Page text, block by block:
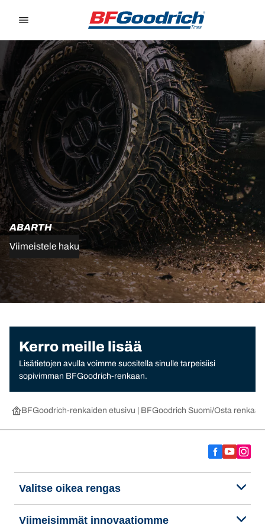
ABARTH
Viimeistele haku
Kerro meille lisää
Lisätietojen avulla voimme suositella sinulle tarpeisiisi
sopivimman BFGoodrich-renkaan.
BFGoodrich-renkaiden etusivu | BFGoodrich Suomi Osta renkaat
Valitse oikea rengas
Viimeisimmät innovaatiomme